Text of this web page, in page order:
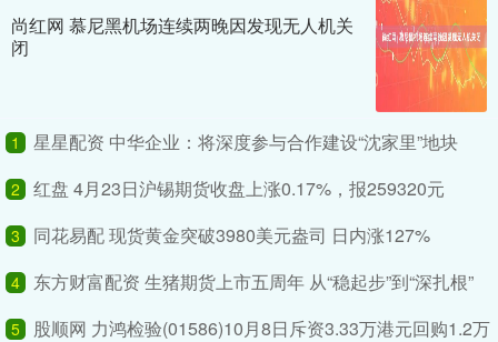
尚红网 慕尼黑机场连续两晚因发现无人机关
闭
1 星星配资 中华企业：将深度参与合作建设“沈家里”地块
2 红盘 4月23日沪锡期货收盘上涨0.17%，报259320元
3 同花易配 现货黄金突破3980美元盎司 日内涨127%
4 东方财富配资 生猪期货上市五周年 从“稳起步”到“深扎根”
5
股顺网 力鸿检验(01586)10月8日斥资3.33万港元回购1.2万